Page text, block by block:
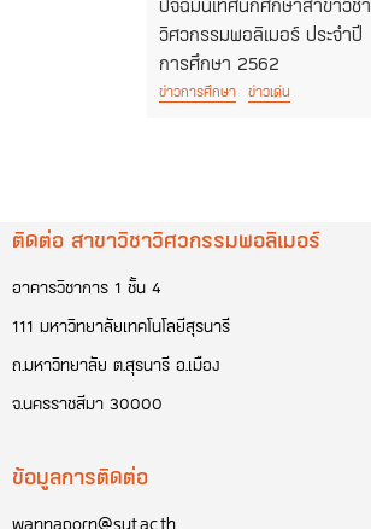
วิศวกรรมพอลิเมอร์ ประจำปี
การศึกษา 2562
ข่าวการศึกษา ข่าวเด่น
ติดต่อ สาขาวิชาวิศวกรรมพอลิเมอร์
อาคารวิชาการ 1 ชั้น 4
111 มหาวิทยาลัยเทคโนโลยีสุรนารี
ถ.มหาวิทยาลัย ต.สุรนารี อ.เมือง
จ.นครราชสีมา 30000
ข้อมูลการติดต่อ
wannaporn@sut.ac.th